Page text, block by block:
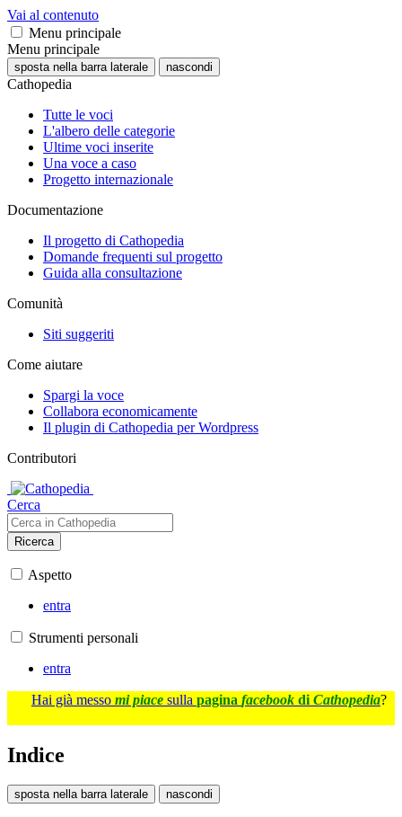
Vai al contenuto
Menu principale
Menu principale
sposta nella barra laterale nascondi
Cathopedia
Tutte le voci
L'albero delle categorie
Ultime voci inserite
Una voce a caso
Progetto internazionale
Documentazione
Il progetto di Cathopedia
Domande frequenti sul progetto
Guida alla consultazione
Comunità
Siti suggeriti
Come aiutare
Spargi la voce
Collabora economicamente
Il plugin di Cathopedia per Wordpress
Contributori
Cerca
Ricerca
Aspetto
entra
Strumenti personali
entra
Hai già messo mi piace sulla pagina facebook di Cathopedia?
Indice
sposta nella barra laterale nascondi